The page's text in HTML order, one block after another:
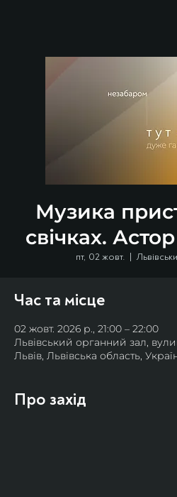
Музика
свічках.
пт, 02 жовт.
  |
Час та місце
02 жовт. 2026 р., 21:00 – 22:00
Львівський органний зал,
Львів, Львівська область,
Про захід